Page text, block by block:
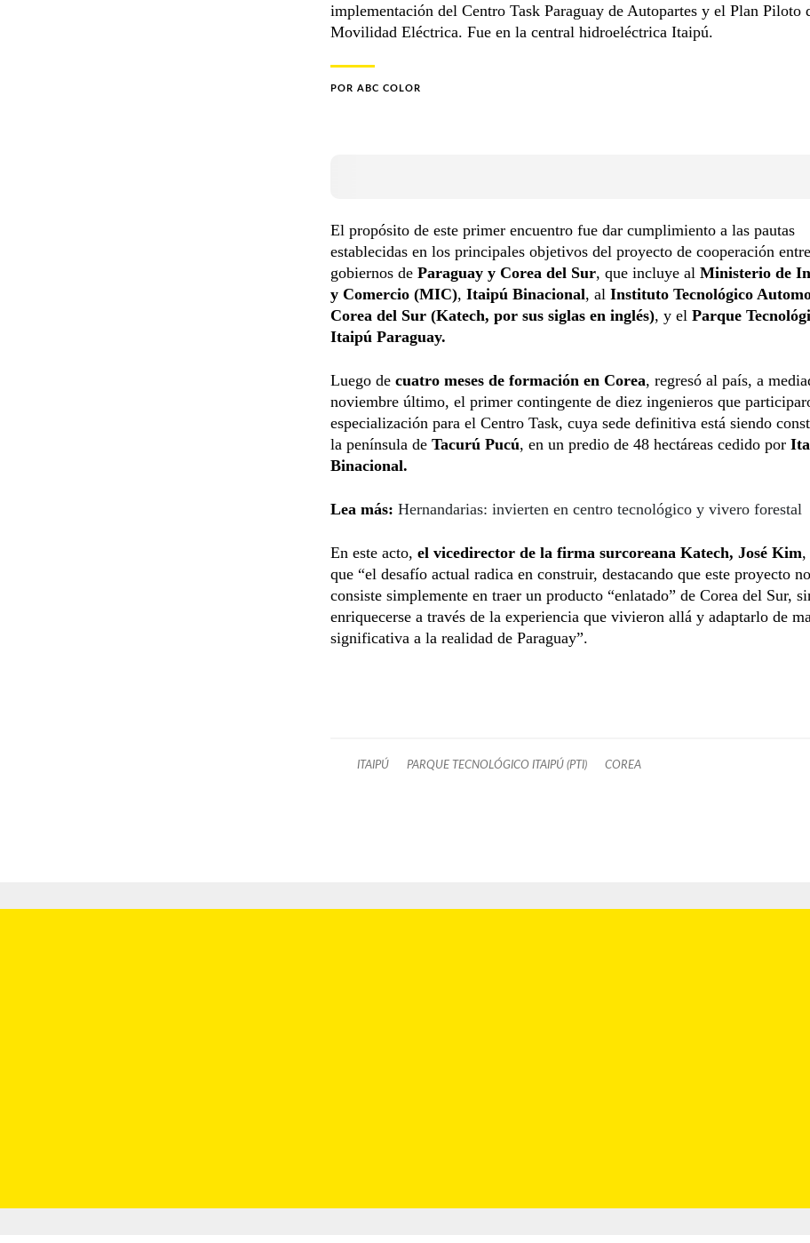
implementación del Centro Task Paraguay de Autopartes y el Plan Piloto
Movilidad Eléctrica. Fue en la central hidroeléctrica Itaipú.
POR ABC COLOR
El propósito de este primer encuentro fue dar cumplimiento a las pautas
establecidas en los principales objetivos del proyecto de cooperación
gobiernos de Paraguay y Corea del Sur, que incluye al Ministerio de
y Comercio (MIC), Itaipú Binacional, al Instituto Tecnológico
Corea del Sur (Katech, por sus siglas en inglés), y el Parque
Itaipú Paraguay.
Luego de cuatro meses de formación en Corea, regresó al país, a
noviembre último, el primer contingente de diez ingenieros que
especialización para el Centro Task, cuya sede definitiva está siendo
la península de Tacurú Pucú, en un predio de 48 hectáreas cedido por
Binacional.
Lea más: Hernandarias: invierten en centro tecnológico y vivero forestal
En este acto, el vicedirector de la firma surcoreana Katech, José Kim,
que “el desafío actual radica en construir, destacando que este proyecto no
consiste simplemente en traer un producto “enlatado” de Corea del Sur,
enriquecerse a través de la experiencia que vivieron allá y adaptarlo de
significativa a la realidad de Paraguay”.
ITAIPÚ PARQUE TECNOLÓGICO ITAIPÚ (PTI) COREA